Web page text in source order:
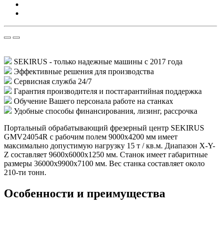
SEKIRUS - только надежные машины с 2017 года
Эффективные решения для производства
Сервисная служба 24/7
Гарантия производителя и постгарантийная поддержка
Обучение Вашего персонала работе на станках
Удобные способы финансирования, лизинг, рассрочка
Портальный обрабатывающий фрезерный центр SEKIRUS
GMV24054R с рабочим полем 9000х4200 мм имеет
максимально допустимую нагрузку 15 т / кв.м. Диапазон X-Y-
Z составляет 9600х6000х1250 мм. Станок имеет габаритные
размеры 36000х9900х7100 мм. Вес станка составляет около
210-ти тонн.
Особенности и преимущества